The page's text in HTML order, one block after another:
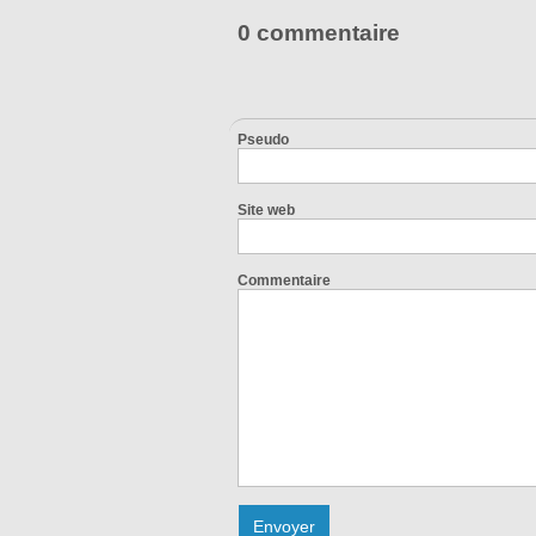
0 commentaire
Pseudo
Site web
Commentaire